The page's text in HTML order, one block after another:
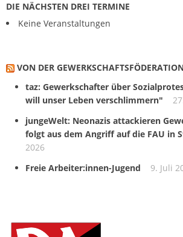
DIE NÄCHSTEN DREI TERMINE
Keine Veranstaltungen
VON DER
taz: Gewerkschafter über
will unser Leben verschlimmern"
jungeWelt: Neonazis attackieren
folgt aus dem Angriff auf die FAU in
2026
Freie Arbeiter:innen-Jugend
9. Juli